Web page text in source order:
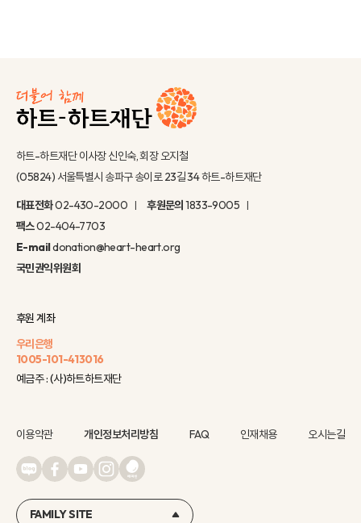
하트-하트재단 이사장 신인숙, 회장 오지철
(05824) 서울특별시 송파구 송이로 23길 34 하트-하트재단
대표전화02-430-2000 후원문의1833-9005
팩스02-404-7703
E-maildonation@heart-heart.org
국민권익위원회
후원 계좌
우리은행
1005-101-413016
예금주 : (사)하트하트재단
이용약관 개인정보처리방침 FAQ 인재채용 오시는길
FAMILY SITE